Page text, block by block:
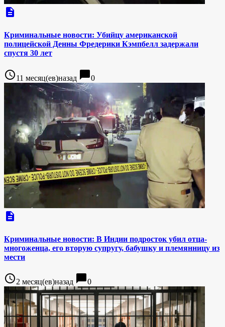
description
Криминальные новости: Убийцу американской
полицейской Денны Фредерики Кэмпбелл задержали
спустя 30 лет
access_time11 месяц(ев)назад chat_bubble0
description
Криминальные новости: В Индии подросток убил отца-
многоженца, его вторую супругу, бабушку и племянницу из
мести
access_time2 месяц(ев)назад chat_bubble0